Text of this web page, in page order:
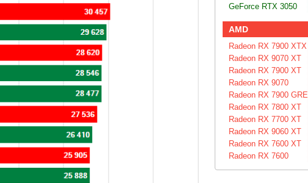
GeForce RTX 3050
AMD
Radeon RX 7900 XTX
Radeon RX 9070 XT
Radeon RX 7900 XT
Radeon RX 9070
Radeon RX 7900 GRE
Radeon RX 7800 XT
Radeon RX 7700 XT
Radeon RX 9060 XT
Radeon RX 7600 XT
Radeon RX 7600